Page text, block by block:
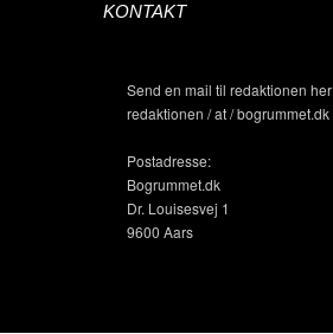
KONTAKT
Send en mail til redaktionen her
redaktionen / at / bogrummet.dk
Postadresse:
Bogrummet.dk
Dr. Louisesvej 1
9600 Aars